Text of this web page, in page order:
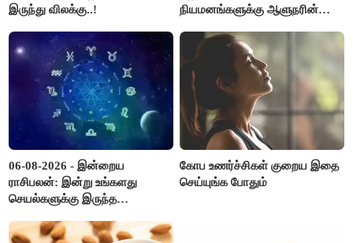
இருந்து விலக்கு..!
நியமனங்களுக்கு ஆளுநரின்
தமிழ்நாடு அரசு அதிரடி..!
06-08-2026 - இன்றைய
ராசிபலன்: இன்று உங்களது
செயல்களுக்கு இருந்த
எதிர்பார்த்த உதவிகள் கிடைக்கும்.
கோப உணர்ச்சிகள் குறைய இதை
செய்யுங்க போதும்